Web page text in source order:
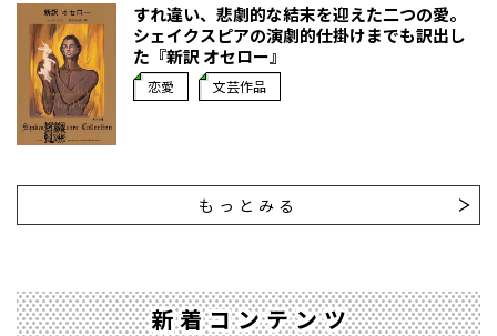
すれ違い、悲劇的な結末を迎えた二つの愛。
シェイクスピアの演劇的仕掛けまでも訳出し
た『新訳 オセロー』
恋愛 文芸作品
もっとみる
新着コンテンツ